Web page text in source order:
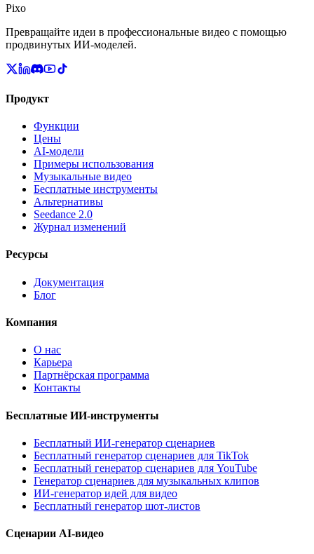
Pixo
Превращайте идеи в профессиональные видео с помощью
продвинутых ИИ-моделей.
Продукт
Функции
Цены
AI-модели
Примеры использования
Музыкальные видео
Бесплатные инструменты
Альтернативы
Seedance 2.0
Журнал изменений
Ресурсы
Документация
Блог
Компания
О нас
Карьера
Партнёрская программа
Контакты
Бесплатные ИИ-инструменты
Бесплатный ИИ-генератор сценариев
Бесплатный генератор сценариев для TikTok
Бесплатный генератор сценариев для YouTube
Генератор сценариев для музыкальных клипов
ИИ-генератор идей для видео
Бесплатный генератор шот-листов
Сценарии AI-видео